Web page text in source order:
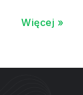
Więcej »